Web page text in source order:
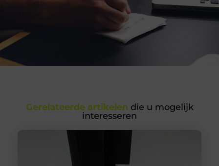
Gerelateerde artikelen die u mogelijk
interesseren